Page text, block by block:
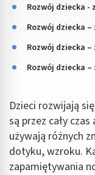
Rozwój dziecka -
Rozwój dziecka –
Rozwój dziecka
Rozwój dziecka –
Dzieci rozwijają
są przez cały
używają różnych
dotyku, wzroku.
zapamiętywania